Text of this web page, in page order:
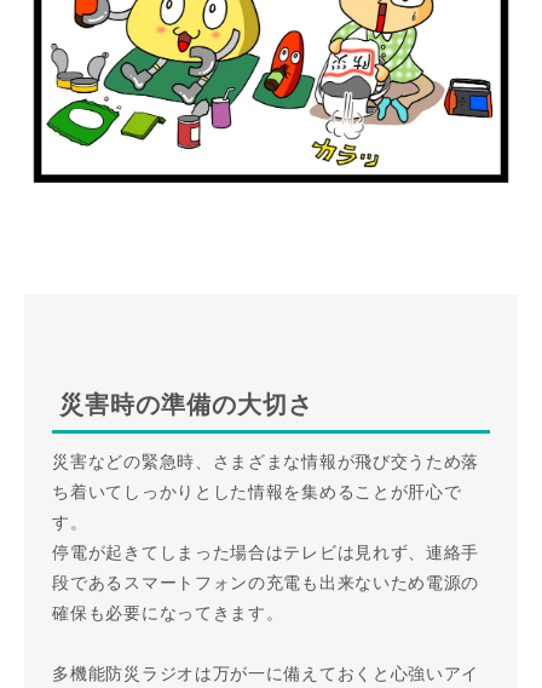
災害時の準備の大切さ
災害などの緊急時、さまざまな情報が飛び交うため落
ち着いてしっかりとした情報を集めることが肝心で
す。
停電が起きてしまった場合はテレビは見れず、連絡手
段であるスマートフォンの充電も出来ないため電源の
確保も必要になってきます。
多機能防災ラジオは万が一に備えておくと心強いアイ